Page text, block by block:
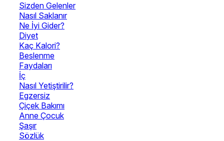
Sizden Gelenler
Nasıl Saklanır
Ne İyi Gider?
Diyet
Kaç Kalori?
Beslenme
Faydaları
İç
Nasıl Yetiştirilir?
Egzersiz
Çiçek Bakımı
Anne Çocuk
Şaşır
Sözlük